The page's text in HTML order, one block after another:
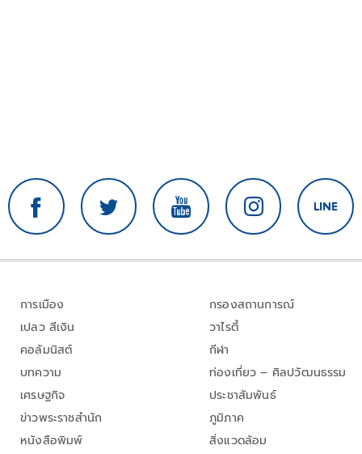
การเมือง
เปลว สีเงิน
คอลัมนิสต์
บทความ
เศรษฐกิจ
ข่าวพระราชสำนัก
หนังสือพิมพ์
กรองสถานการณ์
วาไรตี้
กีฬา
ท่องเที่ยว – ศิลปวัฒนธรรม
ประชาสัมพันธ์
ภูมิภาค
สิ่งแวดล้อม